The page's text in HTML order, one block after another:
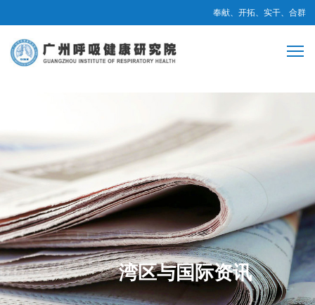
奉献、开拓、实干、合群
湾区与国际资讯